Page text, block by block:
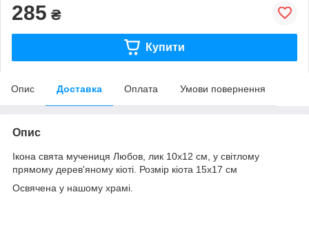
285 ₴
Купити
Опис Доставка Оплата Умови повернення
Опис
Ікона свята мучениця Любов, лик 10х12 см, у світлому
прямому дерев'яному кіоті. Розмір кіота 15х17 см
Освячена у нашому храмі.